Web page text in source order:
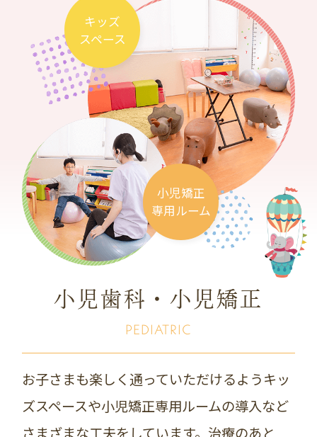
キッズ
スペース
小児矯正
専用ルーム
小児歯科・小児矯正
PEDIATRIC
お子さまも楽しく通っていただけるようキッ
ズスペースや小児矯正専用ルームの導入など